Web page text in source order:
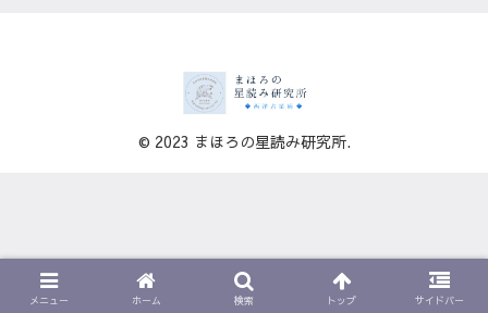
© 2023 まほろの星読み研究所.
メニュー ホーム 検索 トップ サイドバー